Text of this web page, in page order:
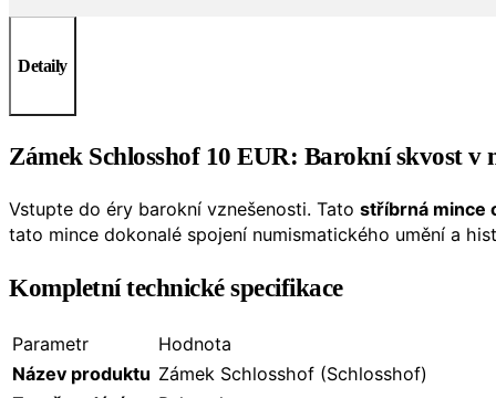
Detaily
Zámek Schlosshof 10 EUR: Barokní skvost v
Vstupte do éry barokní vznešenosti. Tato stříbrná mince
tato mince dokonalé spojení numismatického umění a
Kompletní technické specifikace
Parametr
Hodnota
Název produktu Zámek Schlosshof (Schlosshof)